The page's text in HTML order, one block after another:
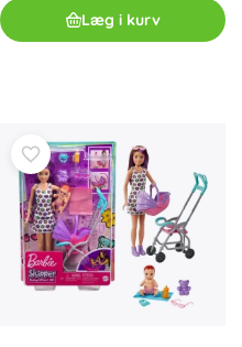
Læg i kurv